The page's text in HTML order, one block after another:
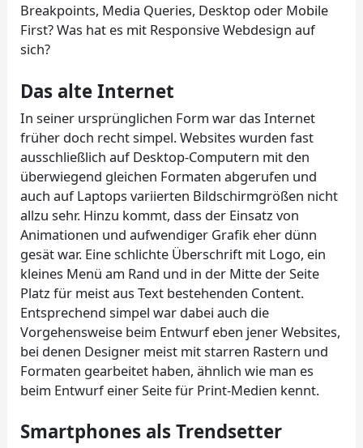
Breakpoints, Media Queries, Desktop oder Mobile
First? Was hat es mit Responsive Webdesign auf
sich?
Das alte Internet
In seiner ursprünglichen Form war das Internet
früher doch recht simpel. Websites wurden fast
ausschließlich auf Desktop-Computern mit den
überwiegend gleichen Formaten abgerufen und
auch auf Laptops variierten Bildschirmgrößen nicht
allzu sehr. Hinzu kommt, dass der Einsatz von
Animationen und aufwendiger Grafik eher dünn
gesät war. Eine schlichte Überschrift mit Logo, ein
kleines Menü am Rand und in der Mitte der Seite
Platz für meist aus Text bestehenden Content.
Entsprechend simpel war dabei auch die
Vorgehensweise beim Entwurf eben jener Websites,
bei denen Designer meist mit starren Rastern und
Formaten gearbeitet haben, ähnlich wie man es
beim Entwurf einer Seite für Print-Medien kennt.
Smartphones als Trendsetter